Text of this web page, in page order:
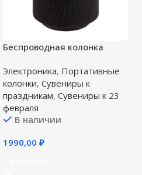
Беспроводная колонка
Электроника, Портативные
колонки, Сувениры к
праздникам, Сувениры к 23
февраля
В наличии
1990,00 ₽